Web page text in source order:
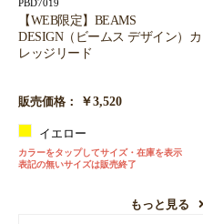
PBD7019
【WEB限定】BEAMS
DESIGN（ビームス デザイン）カ
レッジリード
販売価格： ￥3,520
イエロー
カラーをタップしてサイズ・在庫を表示
表記の無いサイズは販売終了
もっと見る